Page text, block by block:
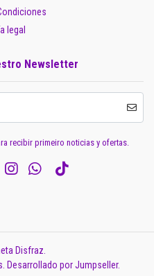
legal
Newsletter
recibir primeiro noticias y ofertas.
Disfraz.
Desarrollado por Jumpseller.